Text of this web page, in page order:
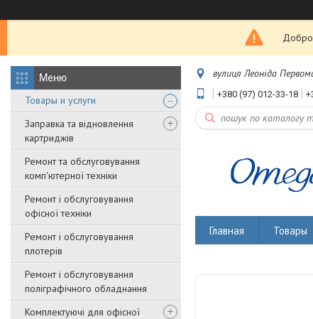
Товары и услуги
Заправка та відновлення
картриджів
Ремонт та обслуговування
комп'ютерної техніки
Ремонт і обслуговування
офісної техніки
Ремонт і обслуговування
плотерів
Ремонт і обслуговування
поліграфічного обладнання
Комплектуючі для офісної
вулиця Леоніда
+380 (97) 012-33-18
Главная Товары